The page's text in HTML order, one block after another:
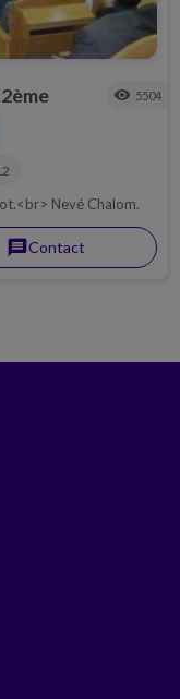
visibility 5504
Nevé Chalom.
messageContact